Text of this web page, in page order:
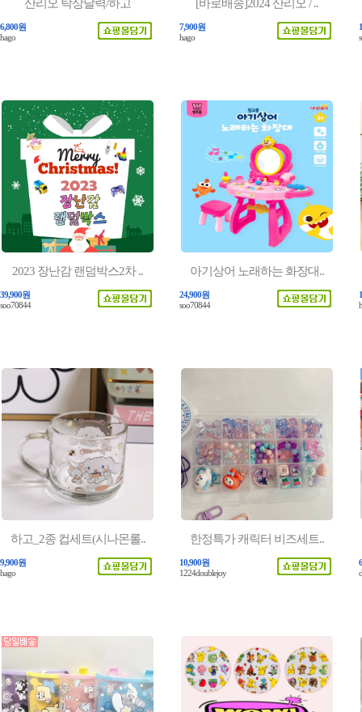
산리오 탁상달력/하고
6,800원
hago
[바로배송]2024 산리오 / ..
7,900원
hago
2023 장난감 랜덤박스2차 ..
39,900원
soo70844
아기상어 노래하는 화장대..
24,900원
soo70844
하고_2종 컵세트(시나몬롤..
9,900원
hago
한정특가 캐릭터 비즈세트..
10,900원
1224doublejoy